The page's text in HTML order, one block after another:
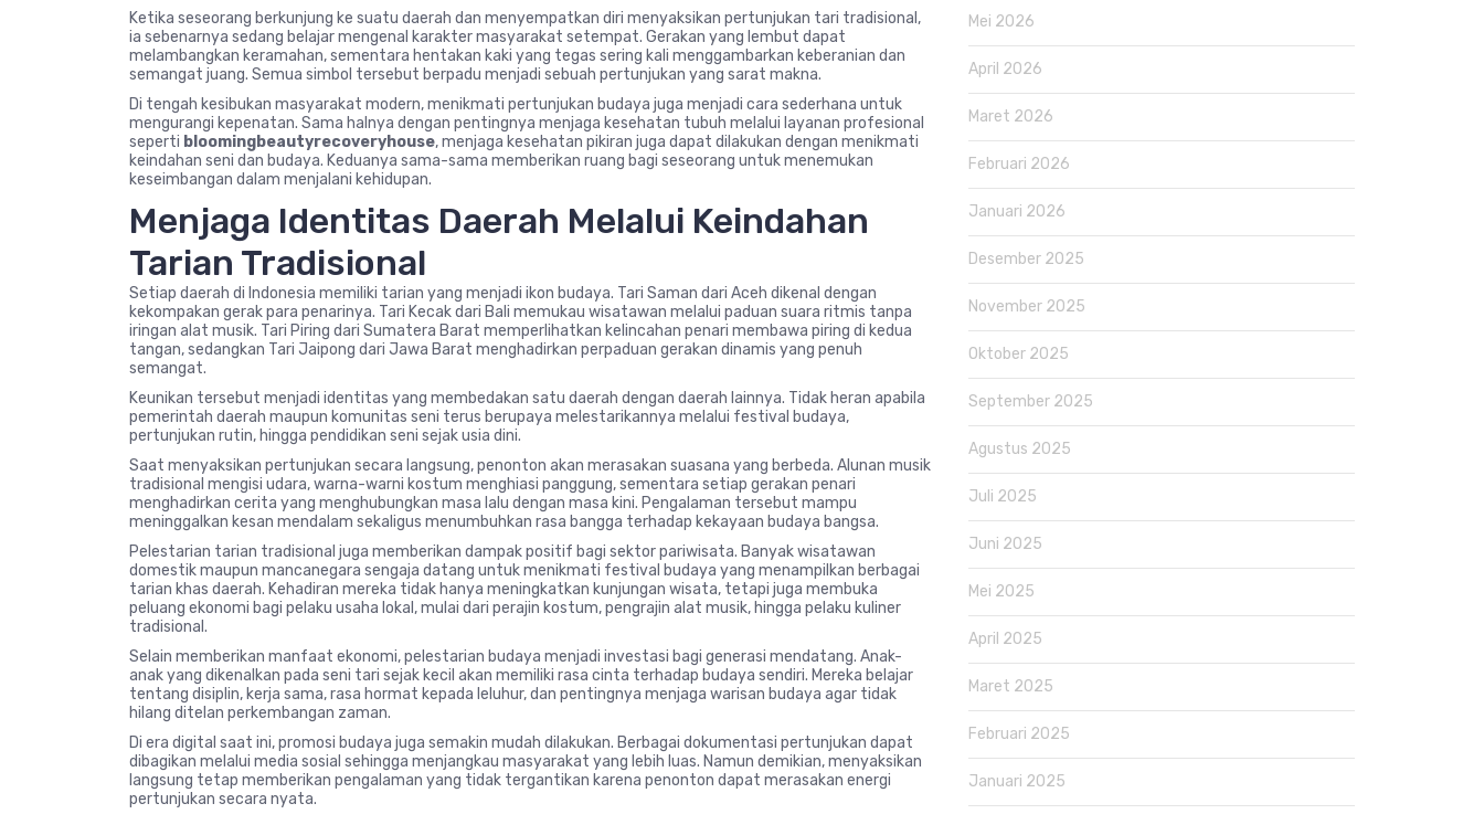
Ketika seseorang berkunjung ke suatu daerah dan menyempatkan diri menyaksikan pertunjukan tari tradisional,
ia sebenarnya sedang belajar mengenal karakter masyarakat setempat. Gerakan yang lembut dapat
melambangkan keramahan, sementara hentakan kaki yang tegas sering kali menggambarkan keberanian dan
semangat juang. Semua simbol tersebut berpadu menjadi sebuah pertunjukan yang sarat makna.
Di tengah kesibukan masyarakat modern, menikmati pertunjukan budaya juga menjadi cara sederhana untuk
mengurangi kepenatan. Sama halnya dengan pentingnya menjaga kesehatan tubuh melalui layanan profesional
seperti bloomingbeautyrecoveryhouse, menjaga kesehatan pikiran juga dapat dilakukan dengan menikmati
keindahan seni dan budaya. Keduanya sama-sama memberikan ruang bagi seseorang untuk menemukan
keseimbangan dalam menjalani kehidupan.
Menjaga Identitas Daerah Melalui Keindahan
Tarian Tradisional
Setiap daerah di Indonesia memiliki tarian yang menjadi ikon budaya. Tari Saman dari Aceh dikenal dengan
kekompakan gerak para penarinya. Tari Kecak dari Bali memukau wisatawan melalui paduan suara ritmis tanpa
iringan alat musik. Tari Piring dari Sumatera Barat memperlihatkan kelincahan penari membawa piring di kedua
tangan, sedangkan Tari Jaipong dari Jawa Barat menghadirkan perpaduan gerakan dinamis yang penuh
semangat.
Keunikan tersebut menjadi identitas yang membedakan satu daerah dengan daerah lainnya. Tidak heran apabila
pemerintah daerah maupun komunitas seni terus berupaya melestarikannya melalui festival budaya,
pertunjukan rutin, hingga pendidikan seni sejak usia dini.
Saat menyaksikan pertunjukan secara langsung, penonton akan merasakan suasana yang berbeda. Alunan musik
tradisional mengisi udara, warna-warni kostum menghiasi panggung, sementara setiap gerakan penari
menghadirkan cerita yang menghubungkan masa lalu dengan masa kini. Pengalaman tersebut mampu
meninggalkan kesan mendalam sekaligus menumbuhkan rasa bangga terhadap kekayaan budaya bangsa.
Pelestarian tarian tradisional juga memberikan dampak positif bagi sektor pariwisata. Banyak wisatawan
domestik maupun mancanegara sengaja datang untuk menikmati festival budaya yang menampilkan berbagai
tarian khas daerah. Kehadiran mereka tidak hanya meningkatkan kunjungan wisata, tetapi juga membuka
peluang ekonomi bagi pelaku usaha lokal, mulai dari perajin kostum, pengrajin alat musik, hingga pelaku kuliner
tradisional.
Selain memberikan manfaat ekonomi, pelestarian budaya menjadi investasi bagi generasi mendatang. Anak-
anak yang dikenalkan pada seni tari sejak kecil akan memiliki rasa cinta terhadap budaya sendiri. Mereka belajar
tentang disiplin, kerja sama, rasa hormat kepada leluhur, dan pentingnya menjaga warisan budaya agar tidak
hilang ditelan perkembangan zaman.
Di era digital saat ini, promosi budaya juga semakin mudah dilakukan. Berbagai dokumentasi pertunjukan dapat
dibagikan melalui media sosial sehingga menjangkau masyarakat yang lebih luas. Namun demikian, menyaksikan
langsung tetap memberikan pengalaman yang tidak tergantikan karena penonton dapat merasakan energi
pertunjukan secara nyata.
Mei 2026
April 2026
Maret 2026
Februari 2026
Januari 2026
Desember 2025
November 2025
Oktober 2025
September 2025
Agustus 2025
Juli 2025
Juni 2025
Mei 2025
April 2025
Maret 2025
Februari 2025
Januari 2025